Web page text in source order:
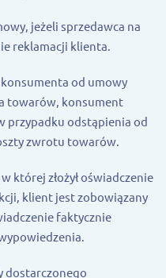
jeżeli sprzedawca na
reklamacji klienta.
od umowy
towarów, konsument
przypadku odstąpienia od
zwrotu towarów.
której złożył oświadczenie
klient jest zobowiązany
faktycznie
dostarczonego